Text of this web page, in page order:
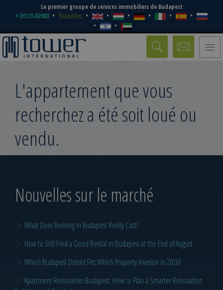
Le premier groupe de services immobiliers de Budapest
+3613540980 Nouvelles
Toggle
L'appartement que vous
recherchez a été soit loué ou
vendu.
Nouvelles sur le marché
What Does Renting in Budapest Really Cost?
How to Still Find a Good Rental in Budapest at the End of August
Which Budapest District Fits Which Property Investor in 2026?
Apartment Renovation Budapest: How to Plan a Smarter Renovation